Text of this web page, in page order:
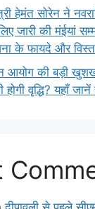
हेमंत सोरेन ने
जारी की मंईयां
के फायदे और
की बड़ी
वृद्धि? यहाँ जानें